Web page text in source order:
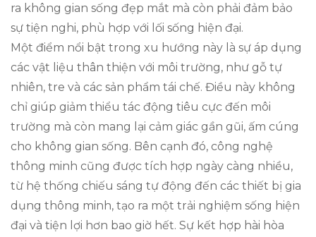
ra không gian sống đẹp mắt mà còn phải đảm bảo
sự tiện nghi, phù hợp với lối sống hiện đại.
Một điểm nổi bật trong xu hướng này là sự áp dụng
các vật liệu thân thiện với môi trường, như gỗ tự
nhiên, tre và các sản phẩm tái chế. Điều này không
chỉ giúp giảm thiểu tác động tiêu cực đến môi
trường mà còn mang lại cảm giác gần gũi, ấm cúng
cho không gian sống. Bên cạnh đó, công nghệ
thông minh cũng được tích hợp ngày càng nhiều,
từ hệ thống chiếu sáng tự động đến các thiết bị gia
dụng thông minh, tạo ra một trải nghiệm sống hiện
đại và tiện lợi hơn bao giờ hết. Sự kết hợp hài hòa